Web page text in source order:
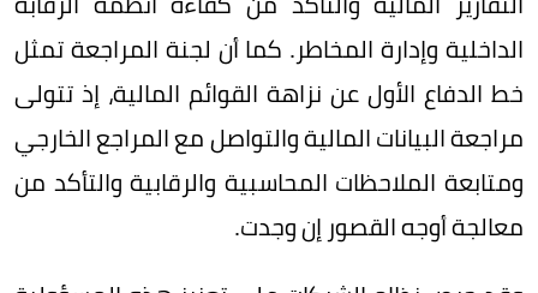
الداخلية وإدارة المخاطر. كما أن لجنة المراجعة تمثل
خط الدفاع الأول عن نزاهة القوائم المالية، إذ تتولى
مراجعة البيانات المالية والتواصل مع المراجع الخارجي
ومتابعة الملاحظات المحاسبية والرقابية والتأكد من
معالجة أوجه القصور إن وجدت.